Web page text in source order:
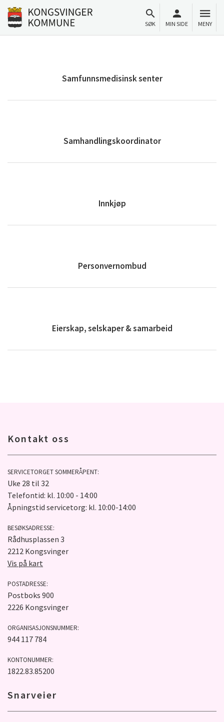
Til innhold
Gå til forsiden
SØK MIN SIDE MENY
Samfunnsmedisinsk senter
Samhandlingskoordinator
Innkjøp
Personvernombud
Eierskap, selskaper & samarbeid
Kontakt oss
SERVICETORGET SOMMERÅPENT:
Uke 28 til 32
Telefontid: kl. 10:00 - 14:00
Åpningstid servicetorg: kl. 10:00-14:00
BESØKSADRESSE:
Rådhusplassen 3
2212 Kongsvinger
Vis på kart
POSTADRESSE:
Postboks 900
2226 Kongsvinger
ORGANISASJONSNUMMER:
944 117 784
KONTONUMMER:
1822.83.85200
Snarveier